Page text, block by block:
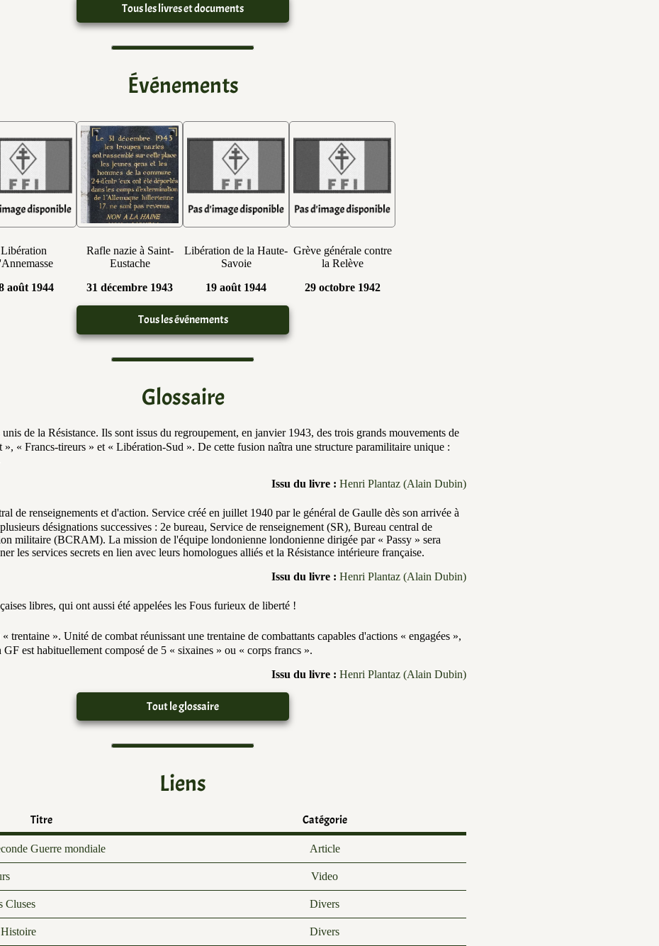
Tous les livres et documents
Événements
Libération
août 1944
Rafle nazie à Saint-
Eustache
31 décembre 1943
Libération de la Haute-
Savoie
19 août 1944
Grève générale contre
la Relève
29 octobre 1942
Tous les événements
Glossaire
de la Résistance. Ils sont issus du regroupement, en janvier 1943, des trois grands mouvements de
», « Francs-tireurs » et « Libération-Sud ». De cette fusion naîtra une structure paramilitaire unique :
Issu du livre : Henri Plantaz (Alain Dubin)
de renseignements et d'action. Service créé en juillet 1940 par le général de Gaulle dès son arrivée à
désignations successives : 2e bureau, Service de renseignement (SR), Bureau central de
militaire (BCRAM). La mission de l'équipe londonienne londonienne dirigée par « Passy » sera
les services secrets en lien avec leurs homologues alliés et la Résistance intérieure française.
Issu du livre : Henri Plantaz (Alain Dubin)
libres, qui ont aussi été appelées les Fous furieux de liberté !
trentaine ». Unité de combat réunissant une trentaine de combattants capables d'actions « engagées »,
est habituellement composé de 5 « sixaines » ou « corps francs ».
Issu du livre : Henri Plantaz (Alain Dubin)
Tout le glossaire
Liens
Titre Catégorie
Guerre mondiale Article
Video
Cluses Divers
Divers